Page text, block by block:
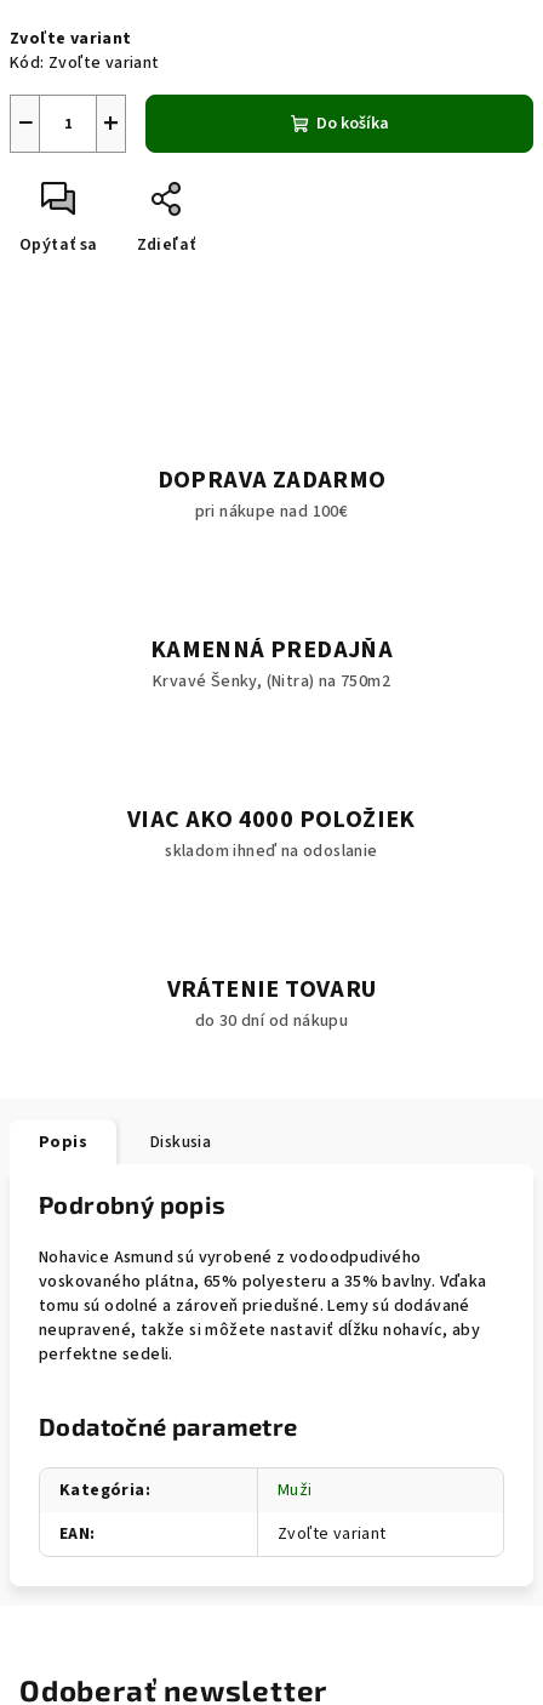
cena:
Zvoľte variant
Kód: Zvoľte variant
+
− Do košíka
Opýtať sa Zdieľať
DOPRAVA ZADARMO
pri nákupe nad 100€
KAMENNÁ PREDAJŇA
Krvavé Šenky, (Nitra) na 750m2
VIAC AKO 4000 POLOŽIEK
skladom ihneď na odoslanie
VRÁTENIE TOVARU
do 30 dní od nákupu
Popis Diskusia
Podrobný popis
Nohavice Asmund sú vyrobené z vodoodpudivého
voskovaného plátna, 65% polyesteru a 35% bavlny. Vďaka
tomu sú odolné a zároveň priedušné. Lemy sú dodávané
neupravené, takže si môžete nastaviť dĺžku nohavíc, aby
perfektne sedeli.
Dodatočné parametre
Kategória:
Muži
EAN: Zvoľte variant
Odoberať newsletter